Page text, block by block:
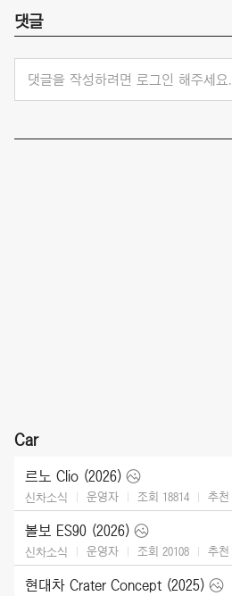
댓글
댓글을 작성하려면 로그인 해주세요.
Car
르노 Clio (2026)
신차소식 운영자 조회 18814 추천
볼보 ES90 (2026)
신차소식 운영자 조회 20108 추천
현대차 Crater Concept (2025)